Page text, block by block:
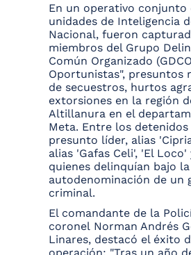
En un operativo conjunto
unidades de Inteligencia
Nacional, fueron
miembros del Grupo
Común Organizado
Oportunistas", presuntos
de secuestros, hurtos
extorsiones en la región
Altillanura en el
Meta. Entre los detenidos
presunto líder, alias
alias 'Gafas Celi', 'El Loco'
quienes delinquían bajo la
autodenominación de un
criminal.
El comandante de la
coronel Norman Andrés
Linares, destacó el éxito